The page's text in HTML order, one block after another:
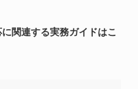
関連する実務ガイドはこ